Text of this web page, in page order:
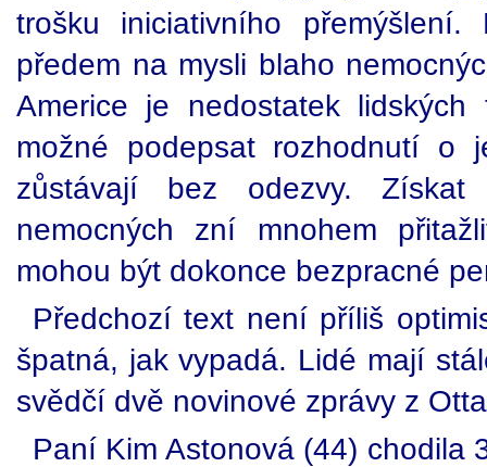
trošku iniciativního
předem na mysli blaho
Americe je nedostatek
možné podepsat rozhodnutí o
zůstávají bez odezvy.
nemocných zní mnohem
mohou být dokonce bezpracné
Předchozí text není příliš
špatná, jak vypadá. Lidé mají
svědčí dvě novinové zprávy z
Paní Kim Astonová (44) chodila